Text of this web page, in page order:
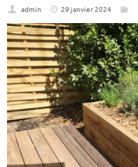
admin 29 janvier 2024